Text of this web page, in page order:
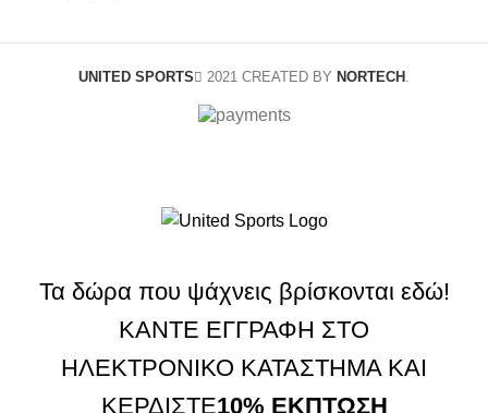
UNITED SPORTS 2021 CREATED BY NORTECH .
Τα δώρα που ψάχνεις βρίσκονται εδώ!
ΚΑΝΤΕ ΕΓΓΡΑΦΗ ΣΤΟ
ΗΛΕΚΤΡΟΝΙΚΟ ΚΑΤΑΣΤΗΜΑ ΚΑΙ
ΚΕΡΔΙΣΤΕ10% ΕΚΠΤΩΣΗ